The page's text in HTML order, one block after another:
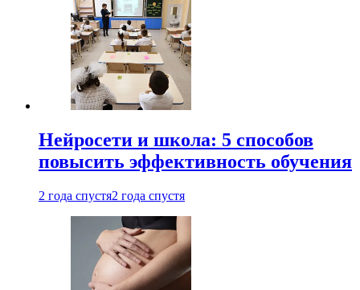
Нейросети и школа: 5 способов
повысить эффективность обучения
2 года спустя2 года спустя